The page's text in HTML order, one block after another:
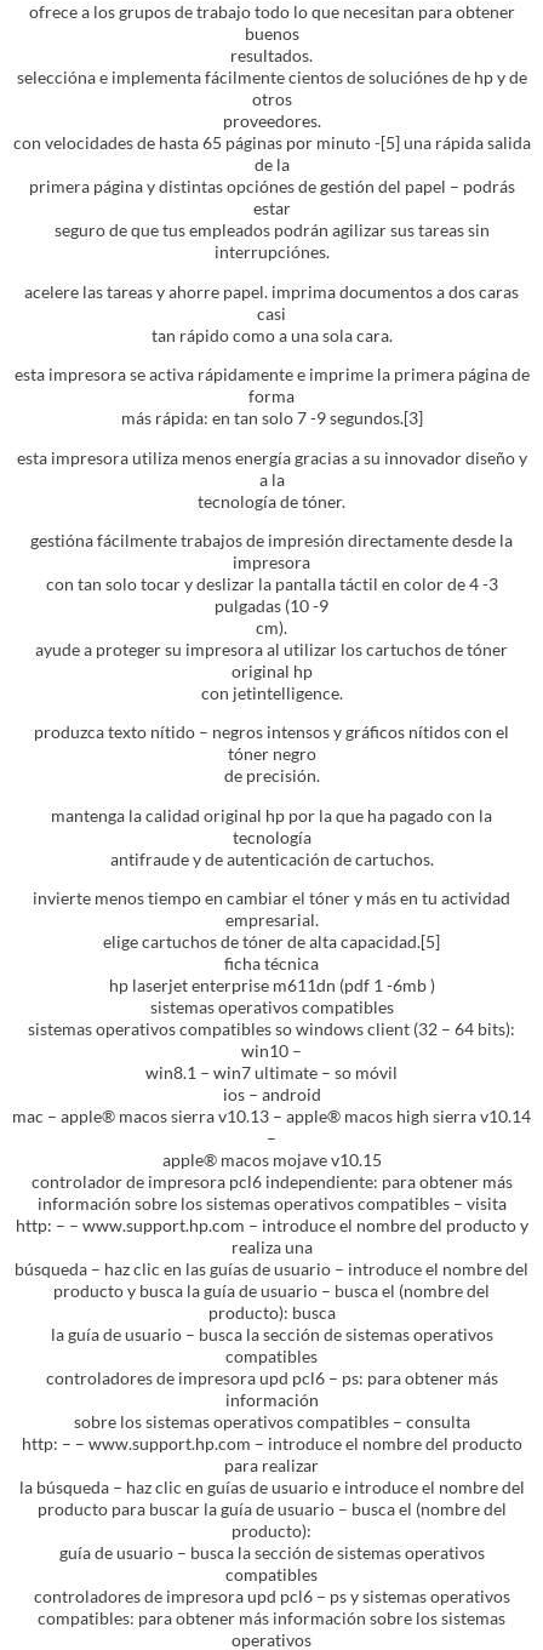
ofrece a los grupos de trabajo todo lo que necesitan para obtener
buenos
resultados.
seleccióna e implementa fácilmente cientos de soluciónes de hp y de
otros
proveedores.
con velocidades de hasta 65 páginas por minuto -[5] una rápida salida
de la
primera página y distintas opciónes de gestión del papel – podrás
estar
seguro de que tus empleados podrán agilizar sus tareas sin
interrupciónes.
acelere las tareas y ahorre papel. imprima documentos a dos caras
casi
tan rápido como a una sola cara.
esta impresora se activa rápidamente e imprime la primera página de
forma
más rápida: en tan solo 7 -9 segundos.[3]
esta impresora utiliza menos energía gracias a su innovador diseño y
a la
tecnología de tóner.
gestióna fácilmente trabajos de impresión directamente desde la
impresora
con tan solo tocar y deslizar la pantalla táctil en color de 4 -3
pulgadas (10 -9
cm).
ayude a proteger su impresora al utilizar los cartuchos de tóner
original hp
con jetintelligence.
produzca texto nítido – negros intensos y gráficos nítidos con el
tóner negro
de precisión.
mantenga la calidad original hp por la que ha pagado con la
tecnología
antifraude y de autenticación de cartuchos.
invierte menos tiempo en cambiar el tóner y más en tu actividad
empresarial.
elige cartuchos de tóner de alta capacidad.[5]
ficha técnica
hp laserjet enterprise m611dn (pdf 1 -6mb )
sistemas operativos compatibles
sistemas operativos compatibles so windows client (32 – 64 bits):
win10 –
win8.1 – win7 ultimate – so móvil
ios – android
mac – apple® macos sierra v10.13 – apple® macos high sierra v10.14
–
apple® macos mojave v10.15
controlador de impresora pcl6 independiente: para obtener más
información sobre los sistemas operativos compatibles – visita
http: – – www.support.hp.com – introduce el nombre del producto y
realiza una
búsqueda – haz clic en las guías de usuario – introduce el nombre del
producto y busca la guía de usuario – busca el (nombre del
producto): busca
la guía de usuario – busca la sección de sistemas operativos
compatibles
controladores de impresora upd pcl6 – ps: para obtener más
información
sobre los sistemas operativos compatibles – consulta
http: – – www.support.hp.com – introduce el nombre del producto
para realizar
la búsqueda – haz clic en guías de usuario e introduce el nombre del
producto para buscar la guía de usuario – busca el (nombre del
producto):
guía de usuario – busca la sección de sistemas operativos
compatibles
controladores de impresora upd pcl6 – ps y sistemas operativos
compatibles: para obtener más información sobre los sistemas
operativos